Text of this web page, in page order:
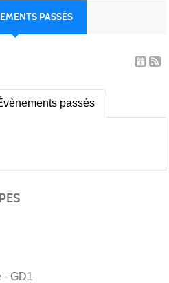
PASSÉS
passés
- GD1